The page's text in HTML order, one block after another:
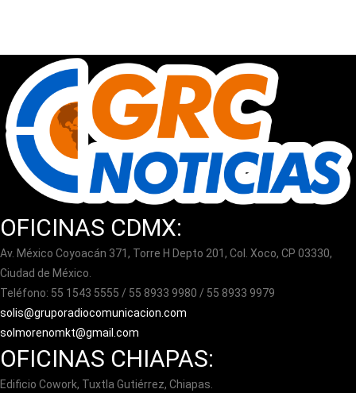
OFICINAS CDMX:
Av. México Coyoacán 371, Torre H Depto 201, Col. Xoco, CP 03330,
Ciudad de México.
Teléfono: 55 1543 5555 / 55 8933 9980 / 55 8933 9979
solis@gruporadiocomunicacion.com
solmorenomkt@gmail.com
OFICINAS CHIAPAS:
Edificio Cowork, Tuxtla Gutiérrez, Chiapas.